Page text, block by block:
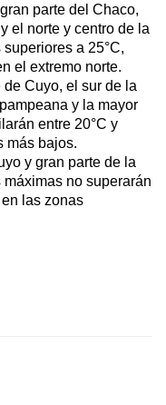
parte del Chaco,
el norte y centro de la
a 25°C,
el extremo norte.
Cuyo, el sur de la
y la mayor
entre 20°C y
más bajos.
y gran parte de la
no superarán
las zonas